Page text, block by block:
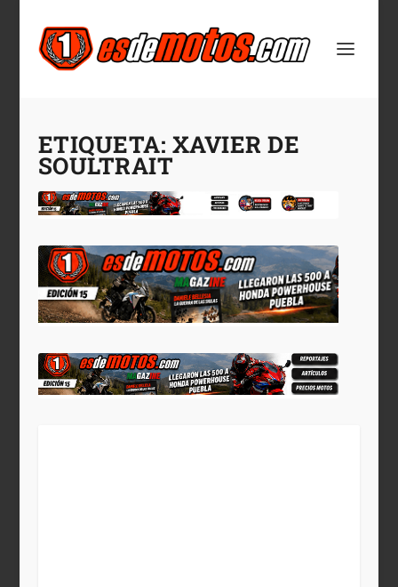
ETIQUETA: XAVIER DE
SOULTRAIT